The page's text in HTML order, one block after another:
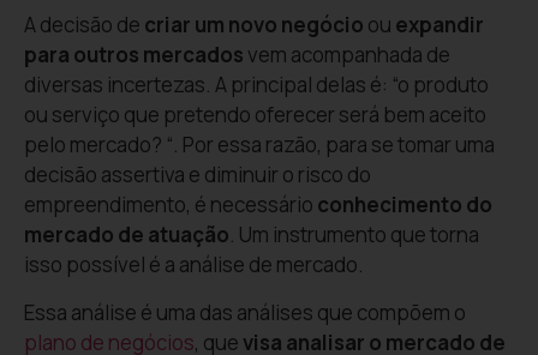
A decisão de criar um novo negócio ou expandir
para outros mercados vem acompanhada de
diversas incertezas. A principal delas é: “o produto
ou serviço que pretendo oferecer será bem aceito
pelo mercado? “. Por essa razão, para se tomar uma
decisão assertiva e diminuir o risco do
empreendimento, é necessário conhecimento do
mercado de atuação. Um instrumento que torna
isso possível é a análise de mercado.
Essa análise é uma das análises que compõem o
plano de negócios, que visa analisar o mercado de